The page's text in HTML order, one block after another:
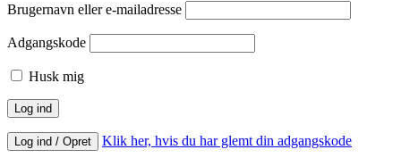
Brugernavn eller e-mailadresse
Adgangskode
Husk mig
Log ind / Opret Klik her, hvis du har glemt din adgangskode